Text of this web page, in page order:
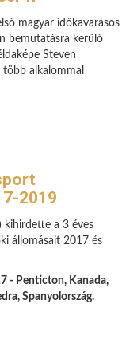
magyar időkavarásos
bemutatásra kerülő
Steven
alkalommal
2019
kihirdette a 3 éves
állomásait 2017 és
- Penticton, Kanada,
Spanyolország.